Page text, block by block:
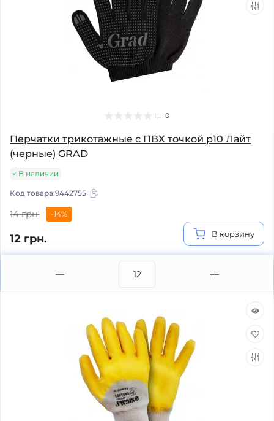
0
Перчатки трикотажные с ПВХ точкой р10 Лайт
(черные) GRAD
В наличии
Код товара:9442755
14 грн. -14%
12 грн. В корзину